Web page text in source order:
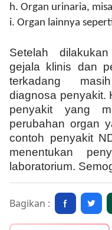
h. Organ urinaria,
i. Organ lainnya
Setelah
gejala klinis dan
terkadang
diagnosa penyakit.
penyakit yang
perubahan organ
contoh penyakit
menentukan
laboratorium.
Bagikan :